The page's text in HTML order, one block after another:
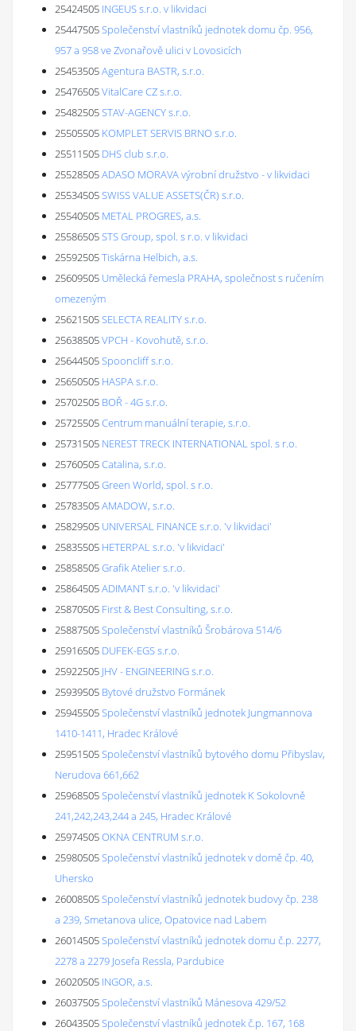
25424505 INGEUS s.r.o. v likvidaci
25447505Společenství vlastníků jednotek domu čp. 956,
957 a 958 ve Zvonařově ulici v Lovosicích
25453505Agentura BASTR, s.r.o.
25476505VitalCare CZ s.r.o.
25482505STAV-AGENCY s.r.o.
25505505 KOMPLET SERVIS BRNO s.r.o.
25511505 DHS club s.r.o.
25528505ADASO MORAVA výrobní družstvo - v likvidaci
25534505SWISS VALUE ASSETS(ČR) s.r.o.
25540505 METAL PROGRES, a.s.
25586505STS Group, spol. s r.o. v likvidaci
25592505Tiskárna Helbich, a.s.
25609505 Umělecká řemesla PRAHA, společnost s ručením
omezeným
25621505SELECTA REALITY s.r.o.
25638505VPCH - Kovohutě, s.r.o.
25644505Spooncliff s.r.o.
25650505 HASPA s.r.o.
25702505 BOŘ - 4G s.r.o.
25725505Centrum manuální terapie, s.r.o.
25731505 NEREST TRECK INTERNATIONAL spol. s r.o.
25760505Catalina, s.r.o.
25777505Green World, spol. s r.o.
25783505AMADOW, s.r.o.
25829505 UNIVERSAL FINANCE s.r.o. 'v likvidaci'
25835505 HETERPAL s.r.o. 'v likvidaci'
25858505Grafik Atelier s.r.o.
25864505ADIMANT s.r.o. 'v likvidaci'
25870505 First & Best Consulting, s.r.o.
25887505Společenství vlastníků Šrobárova 514/6
25916505 DUFEK-EGS s.r.o.
25922505 JHV - ENGINEERING s.r.o.
25939505 Bytové družstvo Formánek
25945505Společenství vlastníků jednotek Jungmannova
1410-1411, Hradec Králové
25951505Společenství vlastníků bytového domu Přibyslav,
Nerudova 661,662
25968505Společenství vlastníků jednotek K Sokolovně
241,242,243,244 a 245, Hradec Králové
25974505OKNA CENTRUM s.r.o.
25980505Společenství vlastníků jednotek v domě čp. 40,
Uhersko
26008505Společenství vlastníků jednotek budovy čp. 238
a 239, Smetanova ulice, Opatovice nad Labem
26014505Společenství vlastníků jednotek domu č.p. 2277,
2278 a 2279 Josefa Ressla, Pardubice
26020505 INGOR, a.s.
26037505Společenství vlastníků Mánesova 429/52
26043505Společenství vlastníků jednotek č.p. 167, 168